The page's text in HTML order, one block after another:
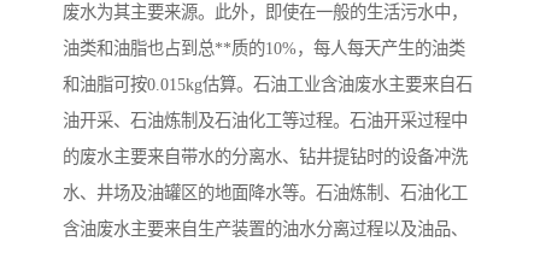
废水为其主要来源。此外，即使在一般的生活污水中，
油类和油脂也占到总**质的10%，每人每天产生的油类
和油脂可按0.015kg估算。石油工业含油废水主要来自石
油开采、石油炼制及石油化工等过程。石油开采过程中
的废水主要来自带水的分离水、钻井提钻时的设备冲洗
水、井场及油罐区的地面降水等。石油炼制、石油化工
含油废水主要来自生产装置的油水分离过程以及油品、
生活污水处理设备 医疗污水处理设备
医疗机构污水处理设备 酿酒污水
风景区生活一体化设备 纺织印染废水